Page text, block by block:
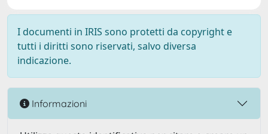
I documenti in IRIS sono protetti da copyright e
tutti i diritti sono riservati, salvo diversa
indicazione.
Informazioni